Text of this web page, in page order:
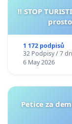
‼️ STOP
1 172 podpisů
32 Podpisy / 7
6 May 2026
Petice za